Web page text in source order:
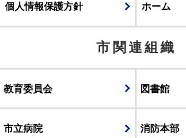
個人情報保護方針 ホーム
市関連組織
教育委員会 図書館
市立病院 消防本部